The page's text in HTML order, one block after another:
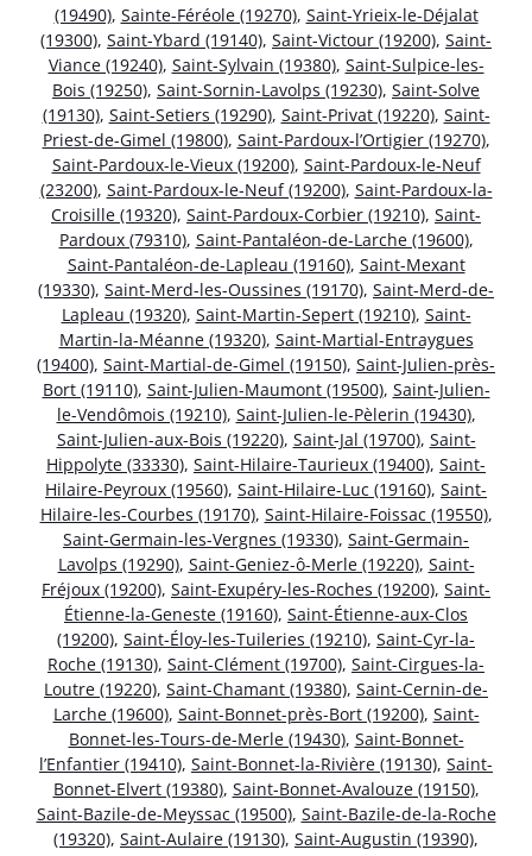
(19490), Sainte-Féréole (19270), Saint-Yrieix-le-Déjalat
(19300), Saint-Ybard (19140), Saint-Victour (19200), Saint-
Viance (19240), Saint-Sylvain (19380), Saint-Sulpice-les-
Bois (19250), Saint-Sornin-Lavolps (19230), Saint-Solve
(19130), Saint-Setiers (19290), Saint-Privat (19220), Saint-
Priest-de-Gimel (19800), Saint-Pardoux-l’Ortigier (19270),
Saint-Pardoux-le-Vieux (19200), Saint-Pardoux-le-Neuf
(23200), Saint-Pardoux-le-Neuf (19200), Saint-Pardoux-la-
Croisille (19320), Saint-Pardoux-Corbier (19210), Saint-
Pardoux (79310), Saint-Pantaléon-de-Larche (19600),
Saint-Pantaléon-de-Lapleau (19160), Saint-Mexant
(19330), Saint-Merd-les-Oussines (19170), Saint-Merd-de-
Lapleau (19320), Saint-Martin-Sepert (19210), Saint-
Martin-la-Méanne (19320), Saint-Martial-Entraygues
(19400), Saint-Martial-de-Gimel (19150), Saint-Julien-près-
Bort (19110), Saint-Julien-Maumont (19500), Saint-Julien-
le-Vendômois (19210), Saint-Julien-le-Pèlerin (19430),
Saint-Julien-aux-Bois (19220), Saint-Jal (19700), Saint-
Hippolyte (33330), Saint-Hilaire-Taurieux (19400), Saint-
Hilaire-Peyroux (19560), Saint-Hilaire-Luc (19160), Saint-
Hilaire-les-Courbes (19170), Saint-Hilaire-Foissac (19550),
Saint-Germain-les-Vergnes (19330), Saint-Germain-
Lavolps (19290), Saint-Geniez-ô-Merle (19220), Saint-
Fréjoux (19200), Saint-Exupéry-les-Roches (19200), Saint-
Étienne-la-Geneste (19160), Saint-Étienne-aux-Clos
(19200), Saint-Éloy-les-Tuileries (19210), Saint-Cyr-la-
Roche (19130), Saint-Clément (19700), Saint-Cirgues-la-
Loutre (19220), Saint-Chamant (19380), Saint-Cernin-de-
Larche (19600), Saint-Bonnet-près-Bort (19200), Saint-
Bonnet-les-Tours-de-Merle (19430), Saint-Bonnet-
l’Enfantier (19410), Saint-Bonnet-la-Rivière (19130), Saint-
Bonnet-Elvert (19380), Saint-Bonnet-Avalouze (19150),
Saint-Bazile-de-Meyssac (19500), Saint-Bazile-de-la-Roche
(19320), Saint-Aulaire (19130), Saint-Augustin (19390),